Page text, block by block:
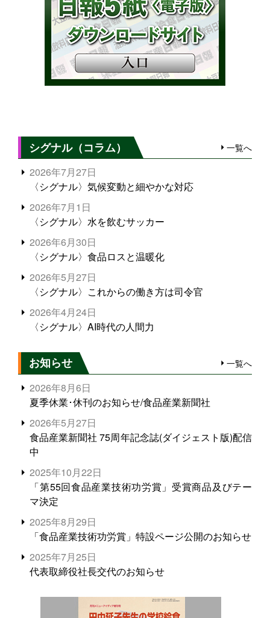
シグナル（コラム） 一覧へ
2026年7月27日
〈シグナル〉気候変動と細やかな対応
2026年7月1日
〈シグナル〉水を飲むサッカー
2026年6月30日
〈シグナル〉食品ロスと温暖化
2026年5月27日
〈シグナル〉これからの働き方は司令官
2026年4月24日
〈シグナル〉AI時代の人間力
お知らせ 一覧へ
2026年8月6日
夏季休業･休刊のお知らせ/食品産業新聞社
2026年5月27日
食品産業新聞社 75周年記念誌(ダイジェスト版)配信
中
2025年10月22日
「第55回食品産業技術功労賞」受賞商品及びテー
マ決定
2025年8月29日
「食品産業技術功労賞」特設ページ公開のお知らせ
2025年7月25日
代表取締役社長交代のお知らせ